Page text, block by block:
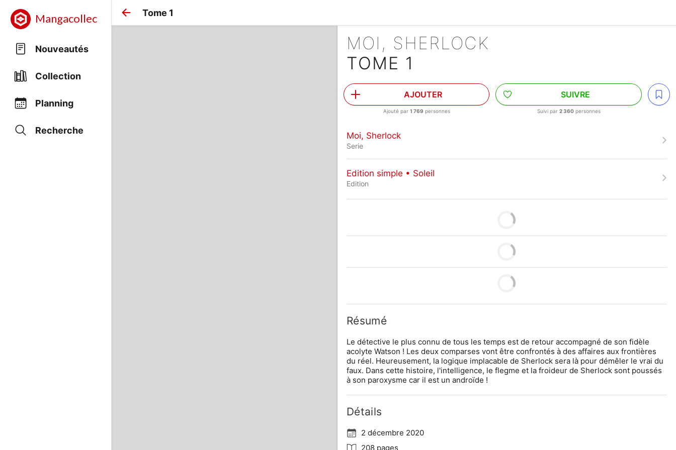
Mangacollec
Nouveautés
Collection
Planning
Recherche
Tome 1
MOI, SHERLOCK
TOME 1
AJOUTER
Ajouté par 1 769 personnes
SUIVRE
Suivi par 2 360personnes
Moi, Sherlock
Serie
Edition simple • Soleil
Edition
Résumé
Le détective le plus connu de tous les temps est de retour accompagné de son fidèle
acolyte Watson ! Les deux comparses vont être confrontés à des affaires aux frontières
du réel. Heureusement, la logique implacable de Sherlock sera là pour démêler le vrai du
faux. Dans cette histoire, l'intelligence, le flegme et la froideur de Sherlock sont poussés
à son paroxysme car il est un androïde !
Détails
2 décembre 2020
208 pages